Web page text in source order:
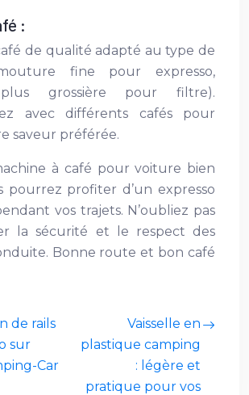
:
de qualité adapté au type de
fine pour expresso,
grossière pour filtre).
avec différents cafés pour
saveur préférée.
à café pour voiture bien
pourrez profiter d’un expresso
vos trajets. N’oubliez pas
la sécurité et le respect des
Bonne route et bon café
de rails
sur
Car
Vaisselle en
plastique camping
: légère et
pratique pour vos